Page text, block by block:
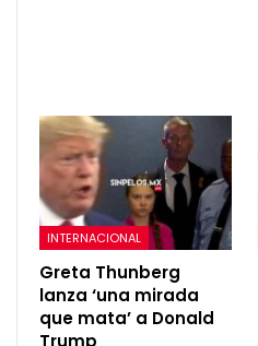
INTERNACIONAL
Greta Thunberg
lanza ‘una mirada
que mata’ a Donald
Trump